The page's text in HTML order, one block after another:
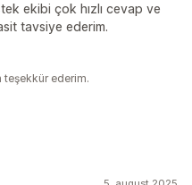
ekibi çok hızlı cevap ve
tavsiye ederim.
teşekkür ederim.